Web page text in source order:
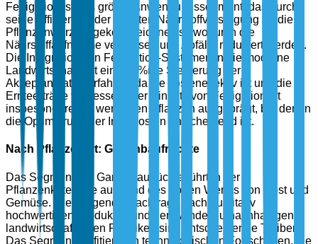
Fertigation ist das größte Anwendungssegment, das durch
seine Effizienz in der direkten Nährstoffversorgung an die
Pflanzenwurzeln gekennzeichnet ist, wodurch die
Nährstoffaufnahme verbessert und Abfälle reduziert werden.
Die Integration von Fertigation-Systemen in die moderne
Landwirtschaft hat eine 15%ige Steigerung der
Akzeptanzraten erfahren, da sie kosteneffektiv ist und die
Ernteerträge verbessert. Der Einsatz von Fertigation ist
insbesondere bei wertvollen Pflanzen ausgeprägt, bei denen
die Optimierung der Inputkosten entscheidend ist.
Nach Pflanzenart: Gartenbaufrüchte
Das Segment der Gartenbaufrüchte führt in der
Pflanzenkategorie aufgrund des hohen Wertes von Obst und
Gemüse. Die steigende Nachfrage nach qualitativ
hochwertigen Produkten und der Wandel zu nachhaltigen
landwirtschaftlichen Praktiken sind entscheidende Treiber.
Das Segment profitiert von technologischen Fortschritten, die